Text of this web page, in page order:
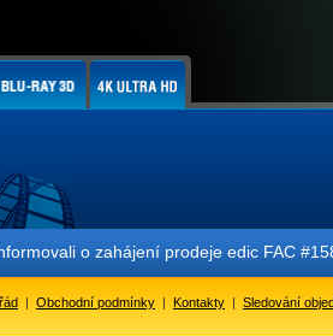
o zahájení prodeje edic FAC
| Obchodní podmínky | Kontakty | Sledování